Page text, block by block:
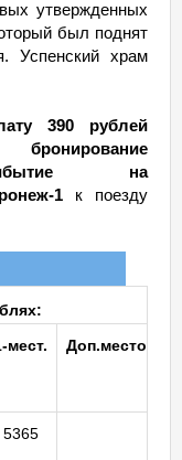
утвержденных
был поднят
Успенский храм
390 рублей
на
1к поезду
мест. Доп.место
5365